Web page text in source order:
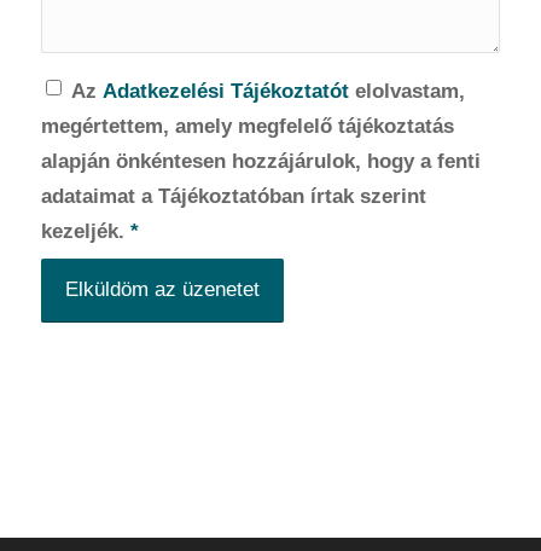
Az Adatkezelési Tájékoztatótelolvastam,
megértettem, amely megfelelő tájékoztatás
alapján önkéntesen hozzájárulok, hogy a fenti
adataimat a Tájékoztatóban írtak szerint
kezeljék. *